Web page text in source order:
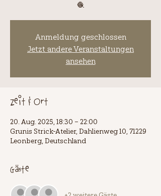
🧶
Anmeldung geschlossen
Jetzt andere Veranstaltungen
ansehen
Zeit & Ort
20. Aug. 2025, 18:30 – 22:00
Grunis Strick-Atelier, Dahlienweg 10, 71229
Leonberg, Deutschland
Gäste